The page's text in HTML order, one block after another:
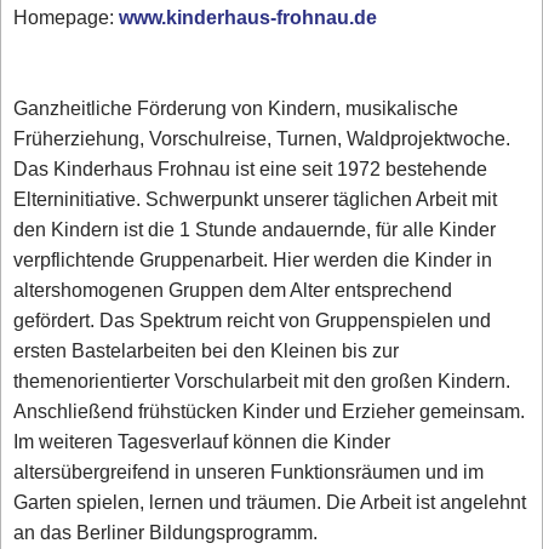
Homepage:www.kinderhaus-frohnau.de
Ganzheitliche Förderung von Kindern, musikalische
Früherziehung, Vorschulreise, Turnen, Waldprojektwoche.
Das Kinderhaus Frohnau ist eine seit 1972 bestehende
Elterninitiative. Schwerpunkt unserer täglichen Arbeit mit
den Kindern ist die 1 Stunde andauernde, für alle Kinder
verpflichtende Gruppenarbeit. Hier werden die Kinder in
altershomogenen Gruppen dem Alter entsprechend
gefördert. Das Spektrum reicht von Gruppenspielen und
ersten Bastelarbeiten bei den Kleinen bis zur
themenorientierter Vorschularbeit mit den großen Kindern.
Anschließend frühstücken Kinder und Erzieher gemeinsam.
Im weiteren Tagesverlauf können die Kinder
altersübergreifend in unseren Funktionsräumen und im
Garten spielen, lernen und träumen. Die Arbeit ist angelehnt
an das Berliner Bildungsprogramm.